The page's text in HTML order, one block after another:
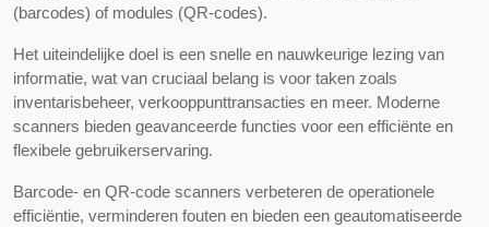
(barcodes) of modules (QR-codes).
Het uiteindelijke doel is een snelle en nauwkeurige lezing van
informatie, wat van cruciaal belang is voor taken zoals
inventarisbeheer, verkooppunttransacties en meer. Moderne
scanners bieden geavanceerde functies voor een efficiënte en
flexibele gebruikerservaring.
Barcode- en QR-code scanners verbeteren de operationele
efficiëntie, verminderen fouten en bieden een geautomatiseerde